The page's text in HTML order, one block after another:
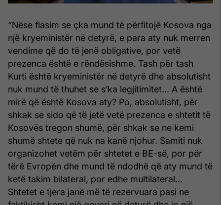
“Nëse flasim se çka mund të përfitojë Kosova nga
një kryeministër në detyrë, e para aty nuk merren
vendime që do të jenë obligative, por vetë
prezenca është e rëndësishme. Tash për tash
Kurti është kryeministër në detyrë dhe absolutisht
nuk mund të thuhet se s’ka legjitimitet... A është
mirë që është Kosova aty? Po, absolutisht, për
shkak se sido që të jetë vetë prezenca e shtetit të
Kosovës tregon shumë, për shkak se ne kemi
shumë shtete që nuk na kanë njohur. Samiti nuk
organizohet vetëm për shtetet e BE-së, por për
tërë Evropën dhe mund të ndodhë që aty mund të
ketë takim bilateral, por edhe multilateral...
Shtetet e tjera janë më të rezervuara pasi ne